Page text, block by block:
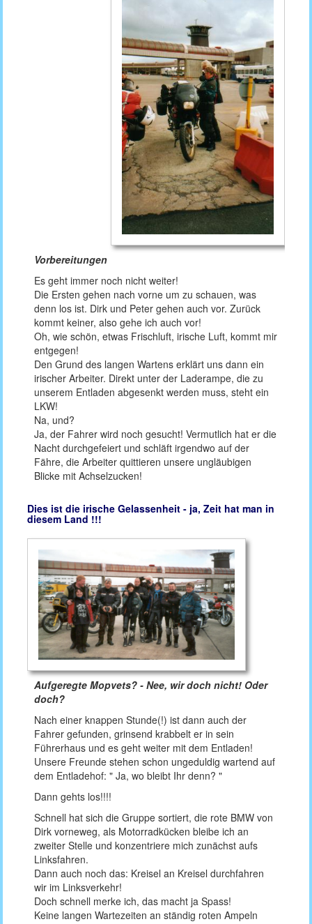
Vorbereitungen
Es geht immer noch nicht weiter!
Die Ersten gehen nach vorne um zu schauen, was
denn los ist. Dirk und Peter gehen auch vor. Zurück
kommt keiner, also gehe ich auch vor!
Oh, wie schön, etwas Frischluft, irische Luft, kommt mir
entgegen!
Den Grund des langen Wartens erklärt uns dann ein
irischer Arbeiter. Direkt unter der Laderampe, die zu
unserem Entladen abgesenkt werden muss, steht ein
LKW!
Na, und?
Ja, der Fahrer wird noch gesucht! Vermutlich hat er die
Nacht durchgefeiert und schläft irgendwo auf der
Fähre, die Arbeiter quittieren unsere ungläubigen
Blicke mit Achselzucken!
Dies ist die irische Gelassenheit - ja, Zeit hat man in
diesem Land !!!
Aufgeregte Mopvets? - Nee, wir doch nicht! Oder
doch?
Nach einer knappen Stunde(!) ist dann auch der
Fahrer gefunden, grinsend krabbelt er in sein
Führerhaus und es geht weiter mit dem Entladen!
Unsere Freunde stehen schon ungeduldig wartend auf
dem Entladehof: " Ja, wo bleibt Ihr denn? "
Dann gehts los!!!!
Schnell hat sich die Gruppe sortiert, die rote BMW von
Dirk vorneweg, als Motorradkücken bleibe ich an
zweiter Stelle und konzentriere mich zunächst aufs
Linksfahren.
Dann auch noch das: Kreisel an Kreisel durchfahren
wir im Linksverkehr!
Doch schnell merke ich, das macht ja Spass!
Keine langen Wartezeiten an ständig roten Ampeln